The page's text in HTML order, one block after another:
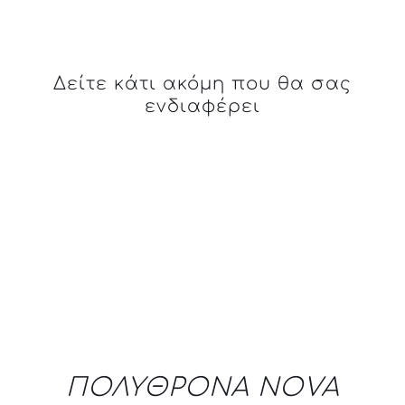
Δείτε κάτι ακόμη που θα σας
ενδιαφέρει
ΠΟΛΥΘΡΟΝΑ NOVA